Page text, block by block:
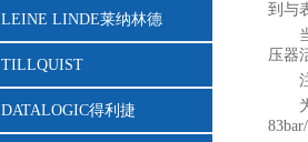
LEINE LINDE莱纳林德
TILLQUIST
DATALOGIC得利捷
到与
压器